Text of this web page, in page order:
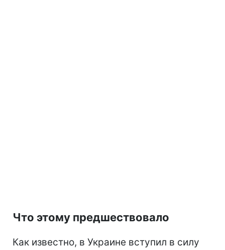
Что этому предшествовало
Как известно, в Украине вступил в силу